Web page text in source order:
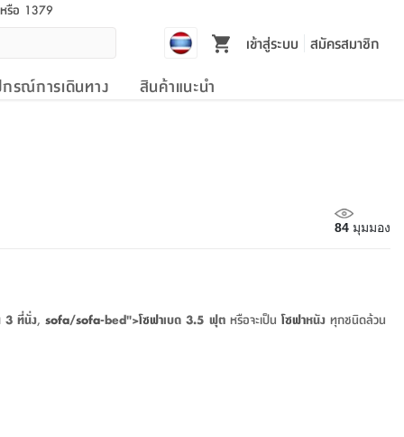
รือ 1379
เข้าสู่ระบบ สมัครสมาชิก
รณ์การเดินทาง สินค้าแนะนำ
84 มุมมอง
3 ที่นั่ง, sofa/sofa-bed">โซฟาเบด 3.5 ฟุต หรือจะเป็นโซฟาหนัง ทุกชนิดล้วน